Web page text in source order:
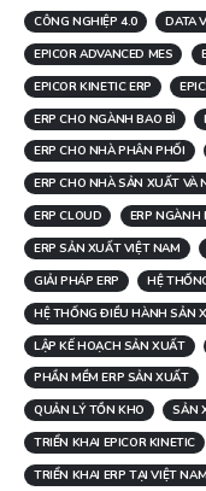
CÔNG NGHIỆP 4.0
DATA
EPICOR ADVANCED MES
EPICOR KINETIC ERP
ERP CHO NGÀNH BAO BÌ
ERP CHO NHÀ PHÂN PHỐI
ERP CHO NHÀ SẢN XUẤT VÀ
ERP CLOUD
ERP NGÀNH
ERP SẢN XUẤT VIỆT NAM
GIẢI PHÁP ERP
HỆ
HỆ THỐNG ĐIỀU HÀNH SẢN
LẬP KẾ HOẠCH SẢN XUẤT
PHẦN MỀM ERP SẢN XUẤT
QUẢN LÝ TỒN KHO
SẢN
TRIỂN KHAI EPICOR KINETIC
TRIỂN KHAI ERP TẠI VIỆT NAM